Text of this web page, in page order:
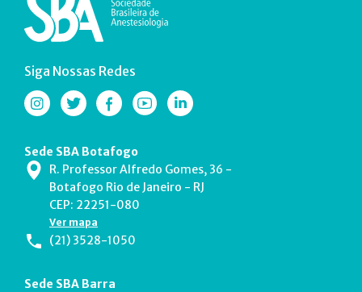
Siga Nossas Redes
Sede SBA Botafogo
R. Professor Alfredo Gomes, 36 -
Botafogo Rio de Janeiro - RJ
CEP: 22251-080
Ver mapa
(21) 3528-1050
Sede SBA Barra